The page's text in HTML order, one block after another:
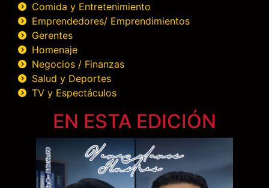
Comida y Entretenimiento
Emprendedores/ Emprendimientos
Gerentes
Homenaje
Negocios / Finanzas
Salud y Deportes
TV y Espectáculos
EN ESTA EDICIÓN